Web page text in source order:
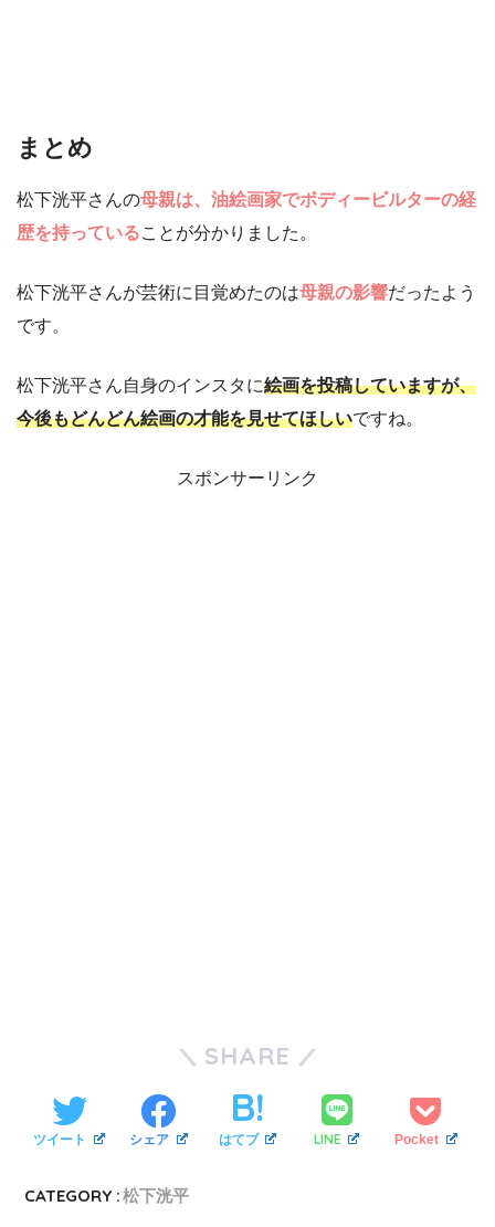
まとめ
松下洸平さんの母親は、油絵画家でボディービルターの経
歴を持っていることが分かりました。
松下洸平さんが芸術に目覚めたのは母親の影響だったよう
です。
松下洸平さん自身のインスタに絵画を投稿していますが、
今後もどんどん絵画の才能を見せてほしいですね。
スポンサーリンク
SHARE
ツイート シェア はてブ LINE Pocket
CATEGORY :松下洸平